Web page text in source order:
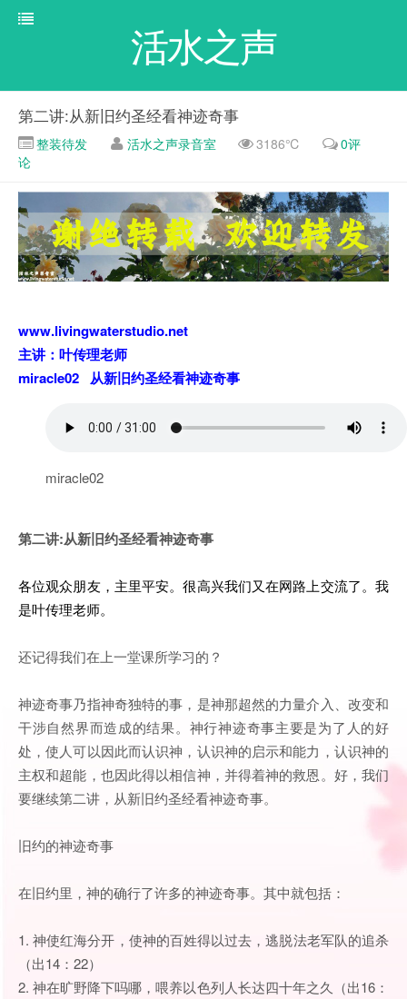
活水之声
第二讲:从新旧约圣经看神迹奇事
整装待发 活水之声录音室 3186℃
0评
论
www.livingwaterstudio.net
主讲：叶传理老师
miracle02 从新旧约圣经看神迹奇事
miracle02
第二讲:从新旧约圣经看神迹奇事
各位观众朋友，主里平安。很高兴我们又在网路上交流了。我
是叶传理老师。
还记得我们在上一堂课所学习的？
神迹奇事乃指神奇独特的事，是神那超然的力量介入、改变和
干涉自然界而造成的结果。神行神迹奇事主要是为了人的好
处，使人可以因此而认识神，认识神的启示和能力，认识神的
主权和超能，也因此得以相信神，并得着神的救恩。好，我们
要继续第二讲，从新旧约圣经看神迹奇事。
旧约的神迹奇事
在旧约里，神的确行了许多的神迹奇事。其中就包括：
1. 神使红海分开，使神的百姓得以过去，逃脱法老军队的追杀
（出14：22）
2. 神在旷野降下吗哪，喂养以色列人长达四十年之久（出16：